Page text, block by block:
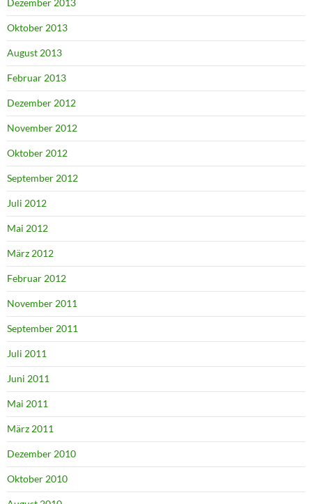
Dezember 2013
Oktober 2013
August 2013
Februar 2013
Dezember 2012
November 2012
Oktober 2012
September 2012
Juli 2012
Mai 2012
März 2012
Februar 2012
November 2011
September 2011
Juli 2011
Juni 2011
Mai 2011
März 2011
Dezember 2010
Oktober 2010